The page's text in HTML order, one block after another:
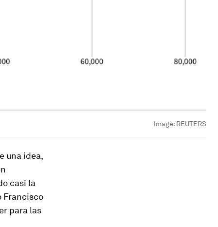
Image: REUTERS
una idea,
casi la
Francisco
para las